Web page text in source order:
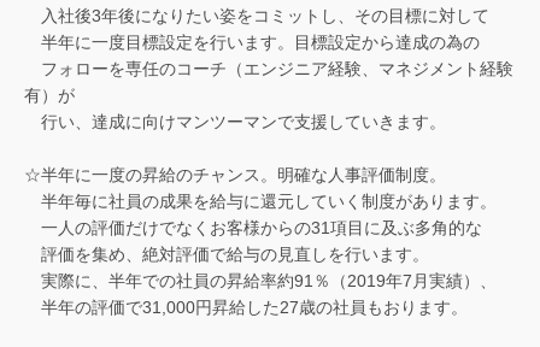
入社後3年後になりたい姿をコミットし、その目標に対して
半年に一度目標設定を行います。目標設定から達成の為の
フォローを専任のコーチ（エンジニア経験、マネジメント経験
有）が
行い、達成に向けマンツーマンで支援していきます。
☆半年に一度の昇給のチャンス。明確な人事評価制度。
半年毎に社員の成果を給与に還元していく制度があります。
一人の評価だけでなくお客様からの31項目に及ぶ多角的な
評価を集め、絶対評価で給与の見直しを行います。
実際に、半年での社員の昇給率約91％（2019年7月実績）、
半年の評価で31,000円昇給した27歳の社員もおります。